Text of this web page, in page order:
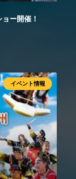
ー開催！
イベント情報